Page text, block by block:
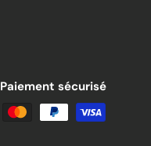
Paiement sécurisé